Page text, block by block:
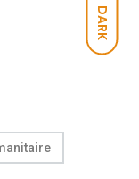
DARK